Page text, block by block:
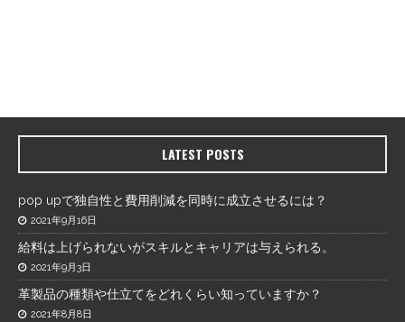
LATEST POSTS
pop upで独自性と費用削減を同時に成立させるには？
2021年9月16日
給料は上げられないがスキルとキャリアは与えられる。
2021年9月3日
革製品の種類や仕立てをどれくらい知っていますか？
2021年8月8日